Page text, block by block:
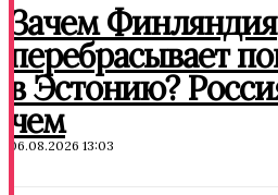
Зачем Финляндия
перебрасывает
в Эстонию?
чем
06.08.2026 13:03